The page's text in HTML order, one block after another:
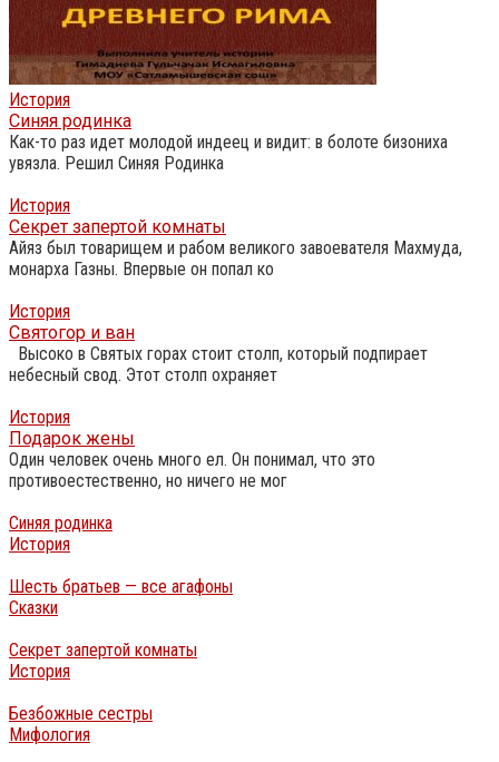
История
Синяя родинка
Как-то раз идет молодой индеец и видит: в болоте бизониха
увязла. Решил Синяя Родинка
История
Секрет запертой комнаты
Айяз был товарищем и рабом великого завоевателя Махмуда,
монарха Газны. Впервые он попал ко
История
Святогор и ван
Высоко в Святых горах стоит столп, который подпирает
небесный свод. Этот столп охраняет
История
Подарок жены
Один человек очень много ел. Он понимал, что это
противоестественно, но ничего не мог
Синяя родинка
История
Шесть братьев — все агафоны
Сказки
Секрет запертой комнаты
История
Безбожные сестры
Мифология